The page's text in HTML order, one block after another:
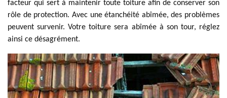
facteur qui sert à maintenir toute toiture afin de conserver son
rôle de protection. Avec une étanchéité abîmée, des problèmes
peuvent survenir. Votre toiture sera abîmée à son tour, réglez
ainsi ce désagrément.